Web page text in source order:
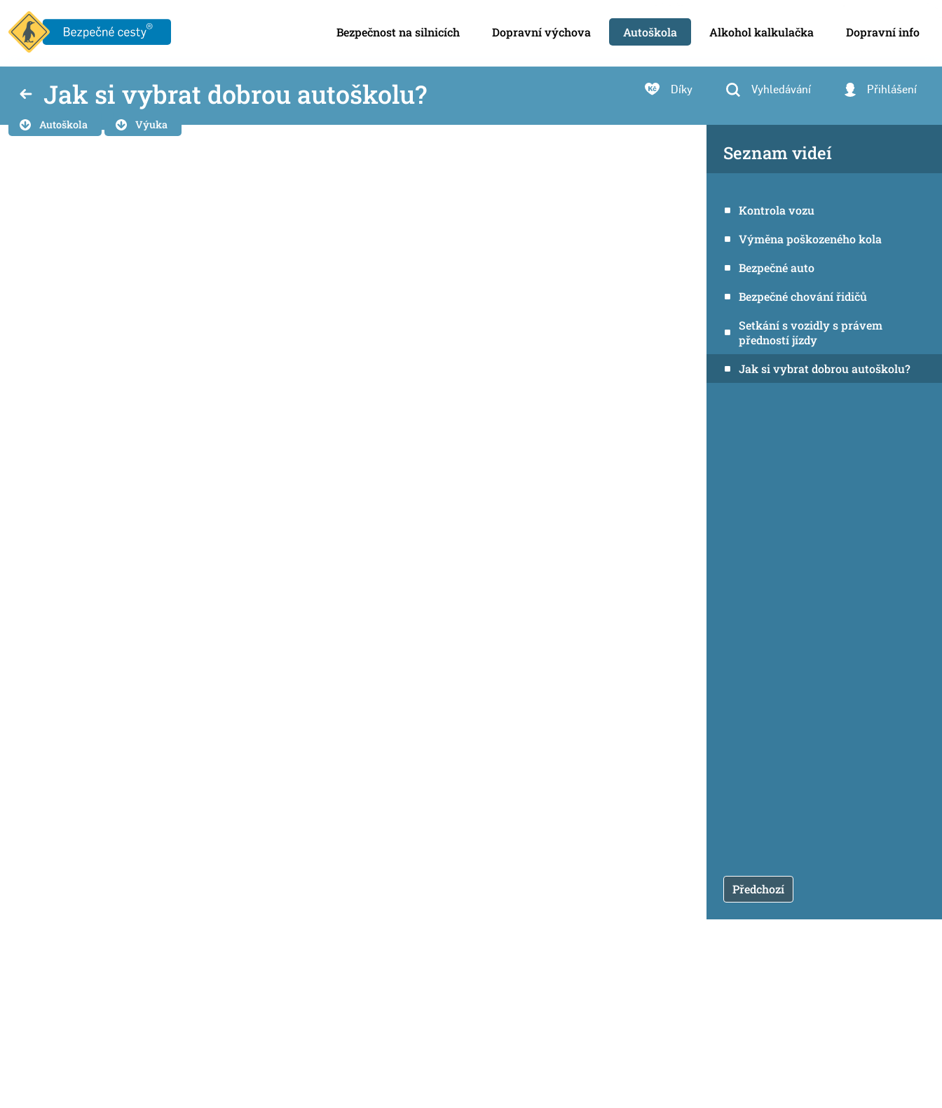
Bezpečnost na silnicích Dopravní výchova Autoškola Alkohol kalkulačka Dopravní info
Jak si vybrat dobrou autoškolu? Díky Vyhledávání Přihlášení
Autoškola Výuka
Seznam videí
Kontrola vozu
Výměna poškozeného kola
Bezpečné auto
Bezpečné chování řidičů
Setkání s vozidly s právem
předností jízdy
Jak si vybrat dobrou autoškolu?
Předchozí